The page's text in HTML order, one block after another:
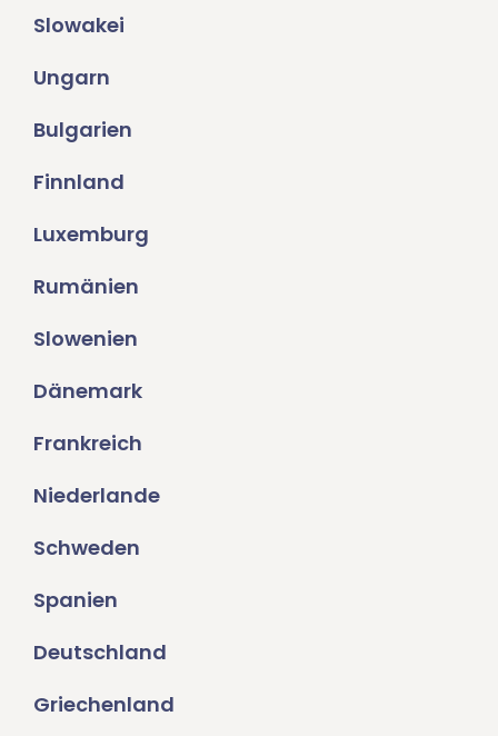
Slowakei
Ungarn
Bulgarien
Finnland
Luxemburg
Rumänien
Slowenien
Dänemark
Frankreich
Niederlande
Schweden
Spanien
Deutschland
Griechenland